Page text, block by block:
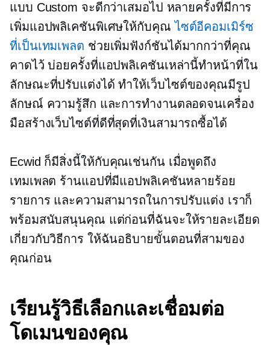
แบบ Custom จะดีกว่าเสมอไป หลายครั้งที่มีการ
เพิ่มแอปพลิเคชันพิเศษให้กับคุณไซต์อีคอมเมิร์ซ
ที่เป็นเทมเพลต ช่วยเพิ่มฟังก์ชันได้มากกว่าที่คุณ
คาดไว้ บ่อยครั้งที่แอปพลิเคชันเหล่านี้ทำหน้าที่ใน
ลักษณะที่ปรับแต่งได้ ทำให้เว็บไซต์ของคุณมีรูป
ลักษณ์ ความรู้สึก และการทำงานตลอดจนเครื่อง
มือสร้างเว็บไซต์ที่ดีที่สุดที่เงินสามารถซื้อได้
Ecwid ก็มีสิ่งนี้ให้กับคุณเช่นกัน เมื่อพูดถึง
เทมเพลต ร้านแอปที่มีแอปพลิเคชันหลายร้อย
รายการ และความสามารถในการปรับแต่ง เราก็
พร้อมสนับสนุนคุณ แต่ก่อนที่ฉันจะให้รายละเอียด
เกี่ยวกับวิธีการ ให้ฉันอธิบายขั้นตอนที่สามของ
คุณก่อน
เรียนรู้วิธีเลือกและเชื่อมต่อ
โดเมนของคุณ